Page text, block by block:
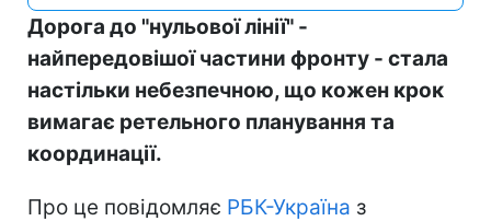
Дорога до "нульової лінії" -
найпередовішої частини фронту - стала
настільки небезпечною, що кожен крок
вимагає ретельного планування та
координації.
Про це повідомляє РБК-Україна з